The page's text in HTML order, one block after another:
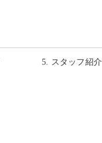
5. スタッフ紹介